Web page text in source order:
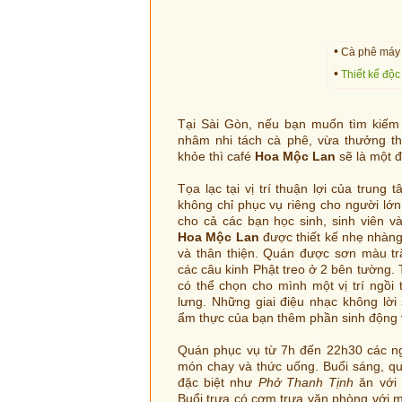
• Cà phê
• Thiết kế
Tại Sài Gòn, nếu bạn muốn tìm
nhâm nhi tách cà phê, vừa thưởng
khỏe thì café Hoa Mộc Lan sẽ là một
Tọa lạc tại vị trí thuận lợi của trung
không chỉ phục vụ riêng cho người
cho cả các bạn học sinh, sinh viên
Hoa Mộc Lan được thiết kế nhẹ
và thân thiện. Quán được sơn màu
các câu kinh Phật treo ở 2 bên
có thể chọn cho mình một vị trí ngồi
lưng. Những giai điệu nhạc không
ẩm thực của bạn thêm phần sinh động
Quán phục vụ từ 7h đến 22h30 các
món chay và thức uống. Buổi sáng,
đặc biệt như Phở Thanh Tịnh ăn với
Buổi trưa có cơm trưa văn phòng với